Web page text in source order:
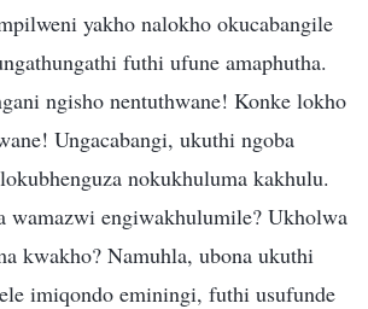
yakho nalokho okucabangile
futhi ufune amaphutha.
ngisho nentuthwane! Konke lokho
Ungacabangi, ukuthi ngoba
nokukhuluma kakhulu.
wamazwi engiwakhulumile? Ukholwa
kwakho? Namuhla, ubona ukuthi
imiqondo eminingi, futhi usufunde